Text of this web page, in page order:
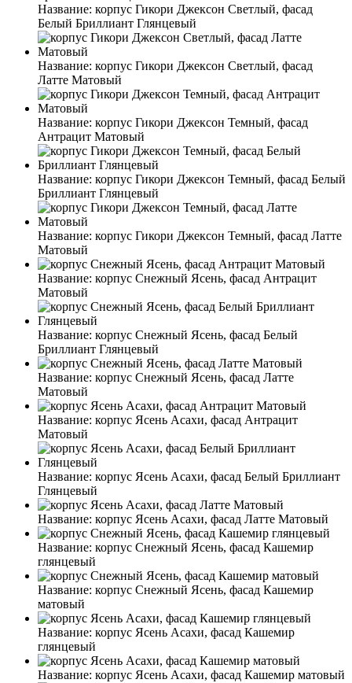
Название: корпус Гикори Джексон Светлый, фасад
Белый Бриллиант Глянцевый
Название: корпус Гикори Джексон Светлый, фасад
Латте Матовый
Название: корпус Гикори Джексон Темный, фасад
Антрацит Матовый
Название: корпус Гикори Джексон Темный, фасад Белый
Бриллиант Глянцевый
Название: корпус Гикори Джексон Темный, фасад Латте
Матовый
Название: корпус Снежный Ясень, фасад Антрацит
Матовый
Название: корпус Снежный Ясень, фасад Белый
Бриллиант Глянцевый
Название: корпус Снежный Ясень, фасад Латте
Матовый
Название: корпус Ясень Асахи, фасад Антрацит
Матовый
Название: корпус Ясень Асахи, фасад Белый Бриллиант
Глянцевый
Название: корпус Ясень Асахи, фасад Латте Матовый
Название: корпус Снежный Ясень, фасад Кашемир
глянцевый
Название: корпус Снежный Ясень, фасад Кашемир
матовый
Название: корпус Ясень Асахи, фасад Кашемир
глянцевый
Название: корпус Ясень Асахи, фасад Кашемир матовый